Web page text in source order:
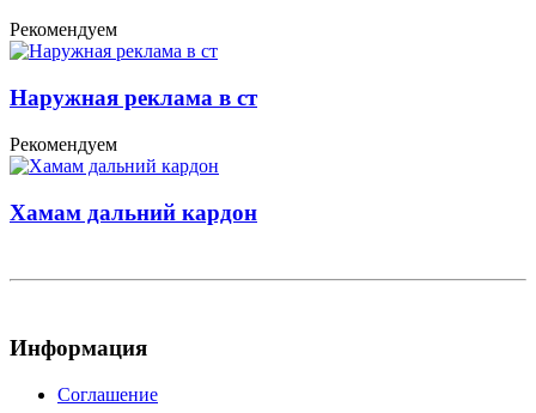
Рекомендуем
Наружная реклама в ст
Рекомендуем
Хамам дальний кардон
Информация
Соглашение